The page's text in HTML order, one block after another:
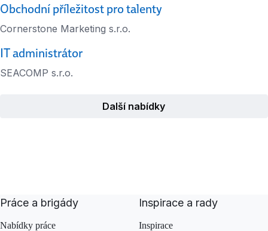
Obchodní příležitost pro talenty
Cornerstone Marketing s.r.o.
IT administrátor
SEACOMP s.r.o.
Další nabídky
Práce a brigády
Nabídky práce
Inspirace a rady
Inspirace